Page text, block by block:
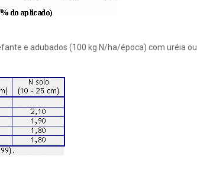
e adubados (100 kg N/ha/época) com uréia ou